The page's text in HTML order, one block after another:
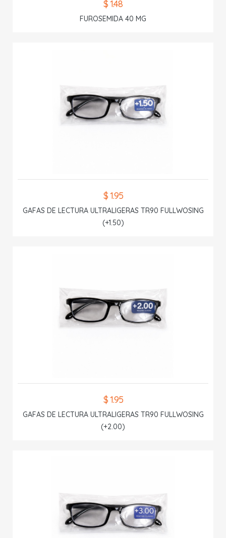
$ 1.48
FUROSEMIDA 40 MG
$ 1.95
GAFAS DE LECTURA ULTRALIGERAS TR90 FULLWOSING
(+1.50)
$ 1.95
GAFAS DE LECTURA ULTRALIGERAS TR90 FULLWOSING
(+2.00)